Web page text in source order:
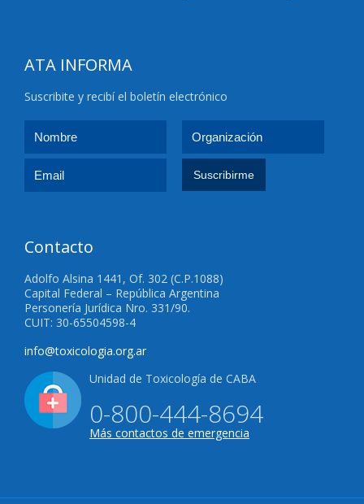
ATA INFORMA
Suscribite y recibí el boletín electrónico
Contacto
Adolfo Alsina 1441, Of. 302 (C.P.1088)
Capital Federal – República Argentina
Personería Jurídica Nro. 331/90.
CUIT: 30-65504598-4
info@toxicologia.org.ar
Unidad de Toxicología de CABA
0-800-444-8694
Más contactos de emergencia